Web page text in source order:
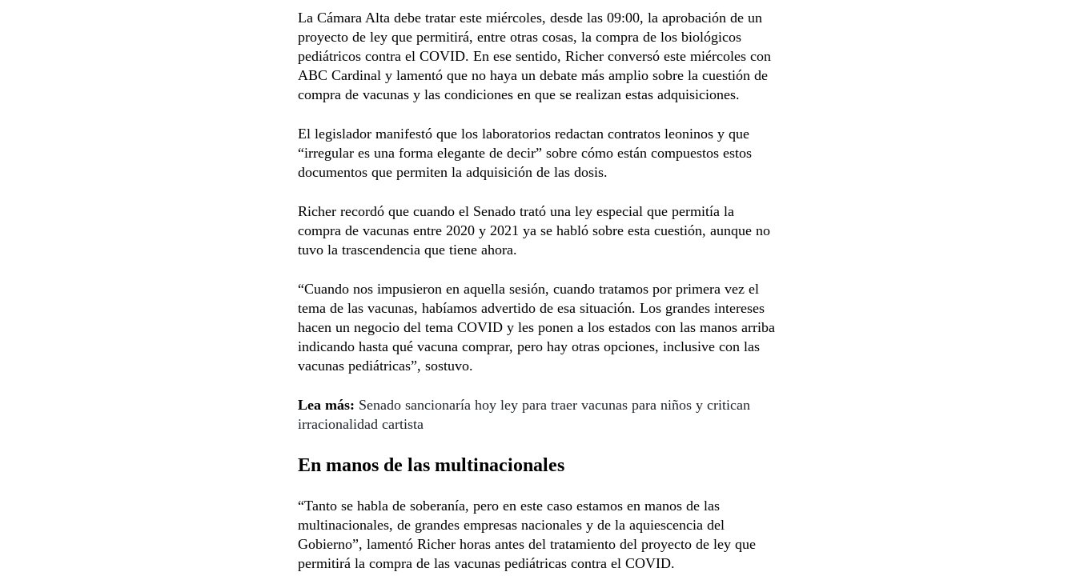
La Cámara Alta debe tratar este miércoles, desde las 09:00, la aprobación de un
proyecto de ley que permitirá, entre otras cosas, la compra de los biológicos
pediátricos contra el COVID. En ese sentido, Richer conversó este miércoles con
ABC Cardinal y lamentó que no haya un debate más amplio sobre la cuestión de
compra de vacunas y las condiciones en que se realizan estas adquisiciones.
El legislador manifestó que los laboratorios redactan contratos leoninos y que
“irregular es una forma elegante de decir” sobre cómo están compuestos estos
documentos que permiten la adquisición de las dosis.
Richer recordó que cuando el Senado trató una ley especial que permitía la
compra de vacunas entre 2020 y 2021 ya se habló sobre esta cuestión, aunque no
tuvo la trascendencia que tiene ahora.
“Cuando nos impusieron en aquella sesión, cuando tratamos por primera vez el
tema de las vacunas, habíamos advertido de esa situación. Los grandes intereses
hacen un negocio del tema COVID y les ponen a los estados con las manos arriba
indicando hasta qué vacuna comprar, pero hay otras opciones, inclusive con las
vacunas pediátricas”, sostuvo.
Lea más: Senado sancionaría hoy ley para traer vacunas para niños y critican
irracionalidad cartista
En manos de las multinacionales
“Tanto se habla de soberanía, pero en este caso estamos en manos de las
multinacionales, de grandes empresas nacionales y de la aquiescencia del
Gobierno”, lamentó Richer horas antes del tratamiento del proyecto de ley que
permitirá la compra de las vacunas pediátricas contra el COVID.